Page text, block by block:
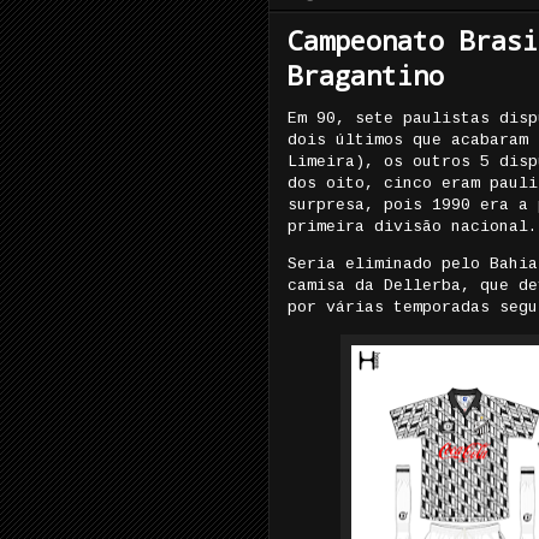
Campeonato
Bragantino
Em 90, sete paulistas
dois últimos que
Limeira), os outros 5
dos oito, cinco eram
surpresa, pois 1990 era
primeira divisão nacional.
Seria eliminado pelo
camisa da Dellerba, que
por várias temporadas